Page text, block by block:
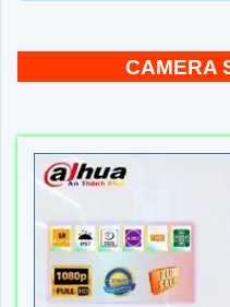
CAMERA